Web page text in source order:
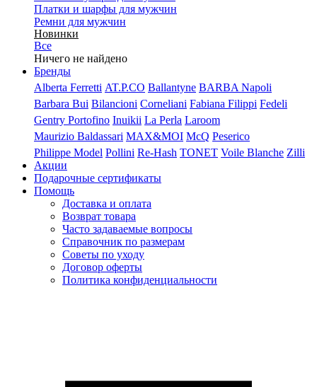
Платки и шарфы для мужчин
Ремни для мужчин
Новинки
Все
Ничего не найдено
Бренды
Alberta Ferretti AT.P.CO Ballantyne BARBA Napoli
Barbara Bui Bilancioni Corneliani Fabiana Filippi Fedeli
Gentry Portofino Inuikii La Perla Laroom
Maurizio Baldassari MAX&MOI McQ Peserico
Philippe Model Pollini Re-Hash TONET Voile Blanche Zilli
Акции
Подарочные сертификаты
Помощь
Доставка и оплата
Возврат товара
Часто задаваемые вопросы
Справочник по размерам
Советы по уходу
Договор оферты
Политика конфиденциальности